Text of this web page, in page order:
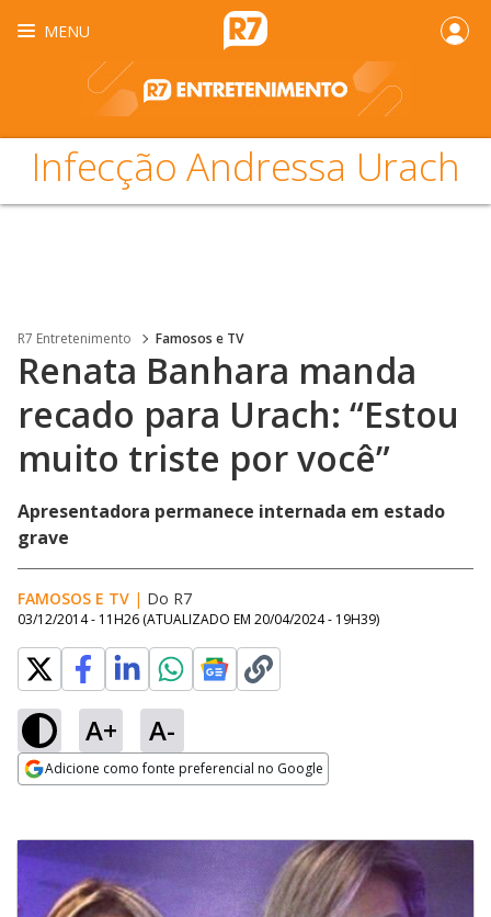
MENU
Infecção Andressa Urach
R7 Entretenimento Famosos e TV
Renata Banhara manda
recado para Urach: “Estou
muito triste por você”
Apresentadora permanece internada em estado
grave
FAMOSOS E TV | Do R7
03/12/2014 - 11H26 (ATUALIZADO EM 20/04/2024 - 19H39)
A+ A-
Adicione como fonte preferencial no Google